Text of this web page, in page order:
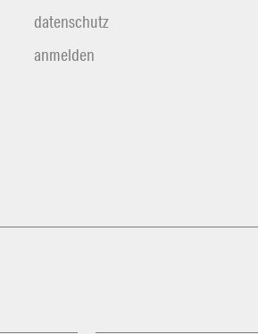
datenschutz
anmelden